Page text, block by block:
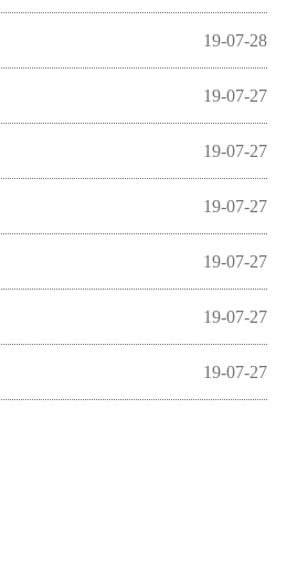
19-07-28
19-07-27
19-07-27
19-07-27
19-07-27
19-07-27
19-07-27